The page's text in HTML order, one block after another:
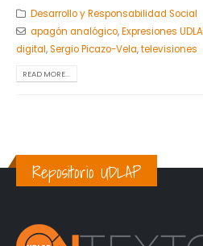
Desarrollo y Responsabilidad Social
apagón analógico,Expresiones
digital,Sergio Picazo-Vela,televisiones
READ MORE...
Repositorio UDLAP